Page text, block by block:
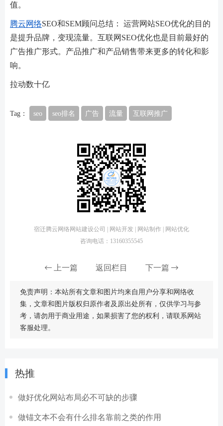
值。
腾云网络SEO和SEM顾问总结： 运营网站SEO优化的目的
是提升品牌，变现流量。互联网SEO优化也是目前最好的
广告推广形式。产品推广和产品销售带来更多的转化和影
响。
拉动数十亿
Tag： seo seo排名 广告 流量 互联网推广
宿迁腾云网络网站建设公司 | 网站开发 | 网站制作 | 网站优化
咨询电话：13160355545
上一篇 返回栏目 下一篇
免责声明：本站所有文章和图片均来自用户分享和网络收
集，文章和图片版权归原作者及原出处所有，仅供学习与参
考，请勿用于商业用途，如果损害了您的权利，请联系网站
客服处理。
热推
做好优化网站布局必不可缺的步骤
做锚文本不会有什么排名靠前之类的作用